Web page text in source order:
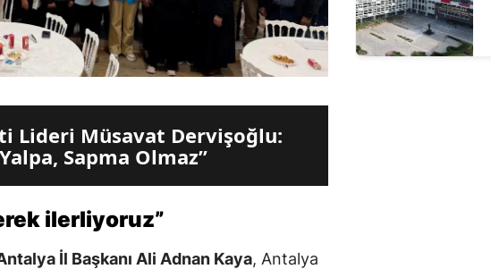
Lideri Müsavat Dervişoğlu:
Sapma Olmaz”
ilerliyoruz”
İl Başkanı Ali Adnan Kaya, Antalya